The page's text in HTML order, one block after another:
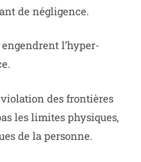
de négligence.
l’hyper-
violation des frontières
les limites physiques,
de la personne.